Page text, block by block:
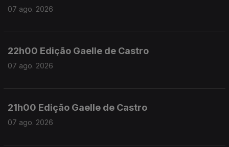
07 ago. 2026
22h00 Edição Gaelle de Castro
07 ago. 2026
21h00 Edição Gaelle de Castro
07 ago. 2026